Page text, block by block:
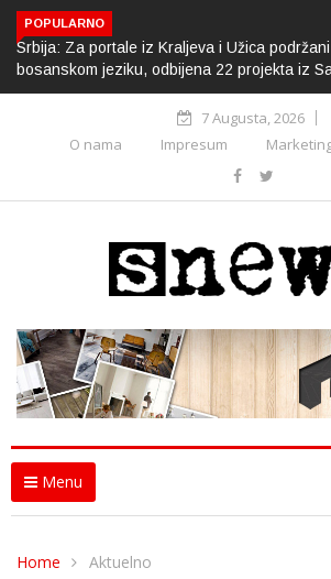
POPULARNO
Srbija: Za portale iz Kraljeva i Užica
bosanskom jeziku, odbijena 22 projekta iz
7 Augusta, 2026
O nama
Impresum
Menu
Home Aktuelno